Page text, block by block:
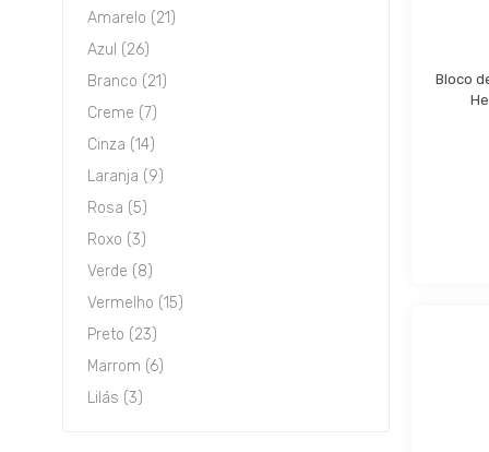
Amarelo (21)
Azul (26)
Branco (21)
Creme (7)
Cinza (14)
Laranja (9)
Rosa (5)
Roxo (3)
Verde (8)
Vermelho (15)
Preto (23)
Marrom (6)
Lilás (3)
Bloco